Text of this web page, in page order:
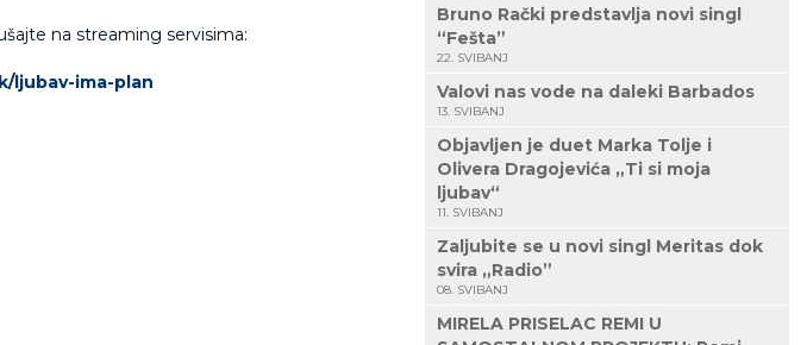
na streaming servisima:
ljubav-ima-plan
Bruno Rački predstavlja novi singl
“Fešta”
22. SVIBANJ
Valovi nas vode na daleki Barbados
13. SVIBANJ
Objavljen je duet Marka Tolje i
Olivera Dragojevića „Ti si moja
ljubav“
11. SVIBANJ
Zaljubite se u novi singl Meritas dok
svira „Radio”
08. SVIBANJ
MIRELA PRISELAC REMI U